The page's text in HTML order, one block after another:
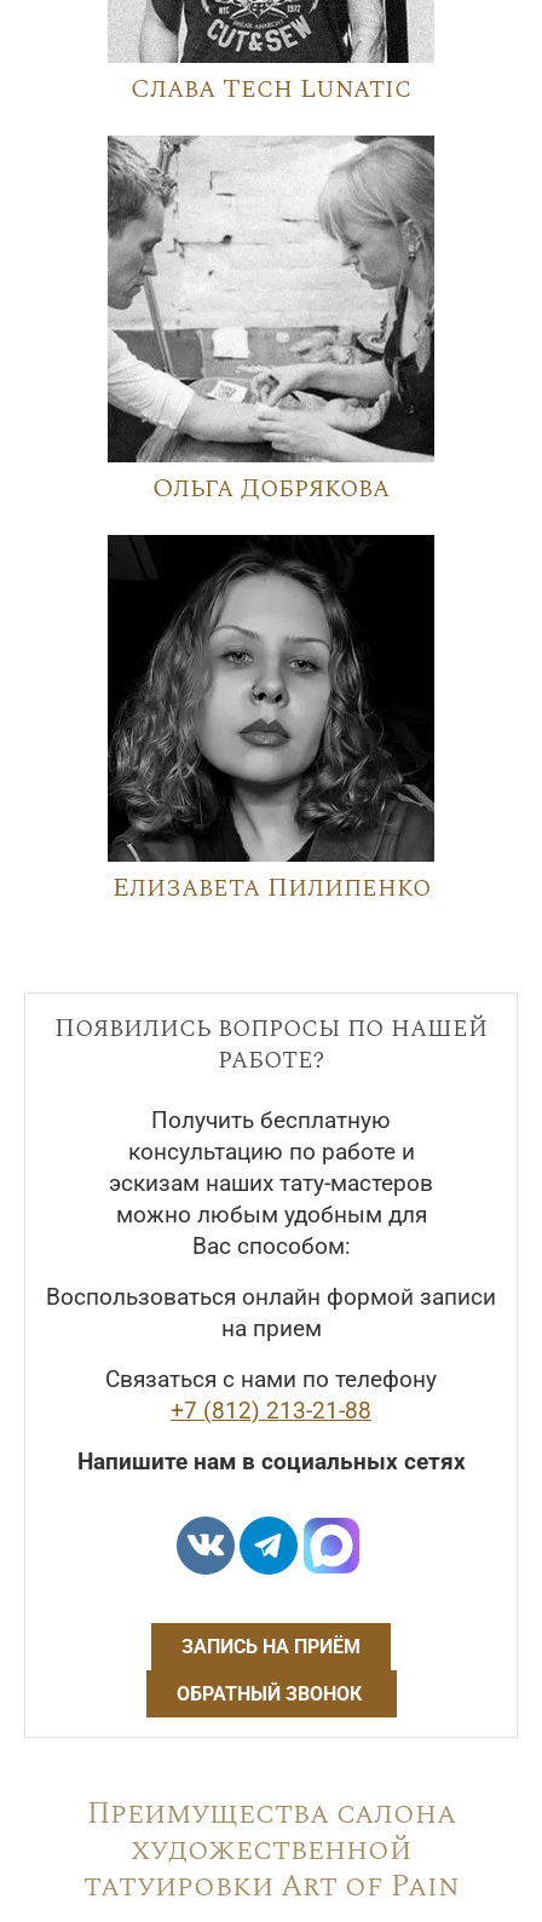
Слава Tech Lunatic
Ольга Добрякова
Елизавета Пилипенко
Появились вопросы по нашей
работе?
Получить бесплатную
консультацию по работе и
эскизам наших тату-мастеров
можно любым удобным для
Вас способом:
Воспользоваться онлайн формой записи
на прием
Связаться с нами по телефону
+7 (812) 213-21-88
Напишите нам в социальных сетях
ЗАПИСЬ НА ПРИЁМ
ОБРАТНЫЙ ЗВОНОК
Преимущества салона
художественной
татуировки Art of Pain